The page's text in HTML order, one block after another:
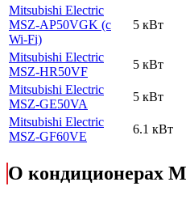
Mitsubishi Electric
MSZ-AP50VGK (с
Wi-Fi)
5 кВт
Mitsubishi Electric
MSZ-HR50VF
5 кВт
Mitsubishi Electric
MSZ-GE50VA
5 кВт
Mitsubishi Electric
MSZ-GF60VE
6.1 кВт
О кондиционерах